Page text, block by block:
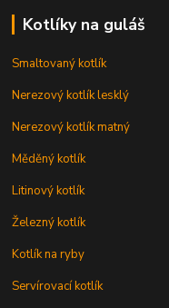
Kotlíky na guláš
Smaltovaný kotlík
Nerezový kotlík lesklý
Nerezový kotlík matný
Měděný kotlík
Litinový kotlík
Železný kotlík
Kotlík na ryby
Servírovací kotlík